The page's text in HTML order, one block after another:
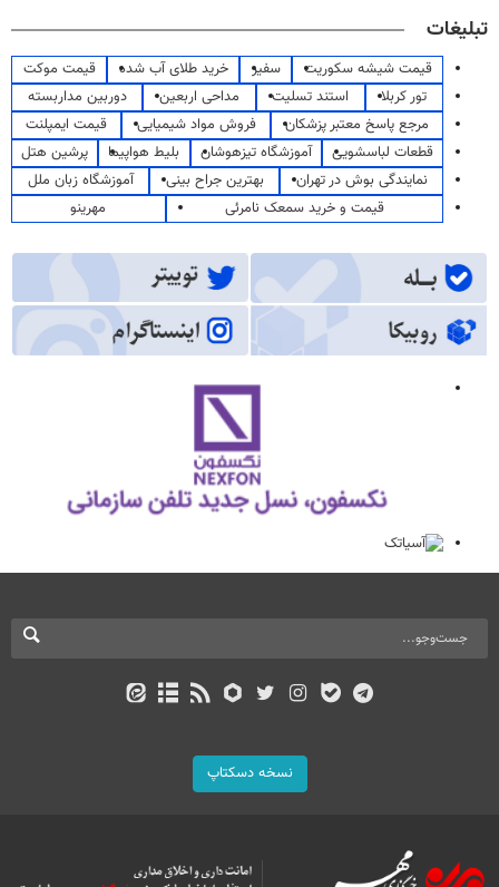
تبلیغات
قیمت شیشه سکوریت سفیر خرید طلای آب شده
قیمت موکت
تور کربلا
استند تسلیت مداحی اربعین
دوربین مداربسته
مرجع پاسخ معتبر پزشکان
فروش مواد شیمیایی
قیمت ایمپلنت
قطعات لباسشویی
آموزشگاه تیزهوشان بلیط هواپیما
پرشین هتل
نمایندگی بوش در تهران
بهترین جراح بینی
آموزشگاه زبان ملل
قیمت و خرید سمعک نامرئی
مهرینو
نسخه دسکتاپ